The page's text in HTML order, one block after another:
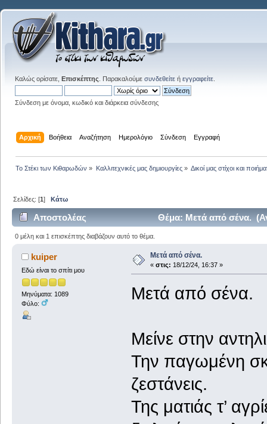
Καλώς ορίσατε, Επισκέπτης . Παρακαλούμε συνδεθείτε ή εγγραφείτε
Σύνδεση με όνομα, κωδικό και διάρκεια σύνδεσης
Αρχική Βοήθεια Αναζήτηση Ημερολόγιο Σύνδεση Εγγραφή
Το Στέκι των Κιθαρωδών » Καλλιτεχνικές μας δημιουργίες» Δικοί μας στίχοι και
Σελίδες: [1]Κάτω
Αποστολέας Θέμα: Μετά από σένα.
0 μέλη και 1 επισκέπτης διαβάζουν αυτό το θέμα.
kuiper
Εδώ είναι το σπίτι μου
Μηνύματα: 1089
Φύλο:
Μετά από σένα.
« στις: 18/12/24, 16:37 »
Μετά από σένα.
Μείνε στην
Την παγωμένη
ζεστάνεις.
Της ματιάς τ’